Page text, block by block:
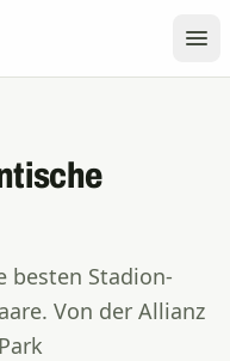
besten Stadion-
Von der Allianz